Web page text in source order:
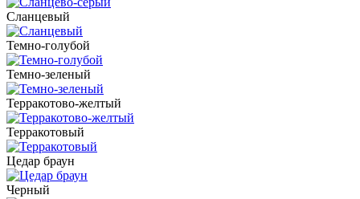
Сланцевый
Темно-голубой
Темно-зеленый
Терракотово-желтый
Терракотовый
Цедар браун
Черный